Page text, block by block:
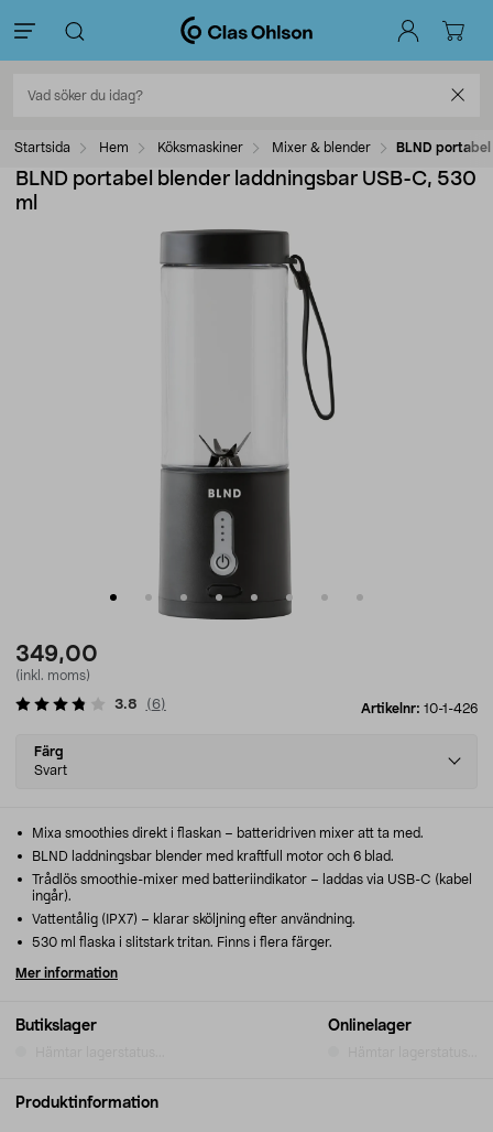
Startsida Hem Köksmaskiner Mixer & blender BLND
BLND portabel blender laddningsbar USB-C, 530
ml
349,00
(inkl. moms)
Artikelnr: 10-1-426
3.8 (6)
Select
variant
Färg
Svart
Butikslager Onlinelager
Mixa smoothies direkt i flaskan – batteridriven mixer att ta med.
BLND laddningsbar blender med kraftfull motor och 6 blad.
Trådlös smoothie-mixer med batteriindikator – laddas via USB-C (kabel
ingår).
Vattentålig (IPX7) – klarar sköljning efter användning.
530 ml flaska i slitstark tritan. Finns i flera färger.
Mer information
Produktinformation